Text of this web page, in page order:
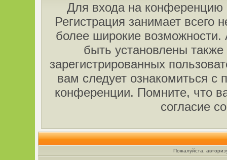
Для входа на
Регистрация занимает всего
более широкие
быть установлены
зарегистрированных
вам следует ознакомиться с
конференции. Помните, что
согласие
Пожалуйста,